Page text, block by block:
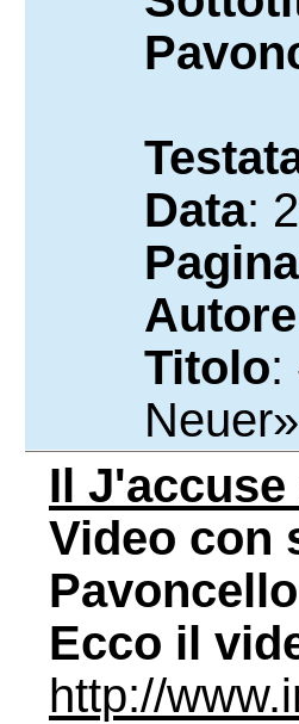
Data:
Pagina
Autore
Titolo:
Neuer»
Il
Video con
Pavoncello
Ecco il
http://